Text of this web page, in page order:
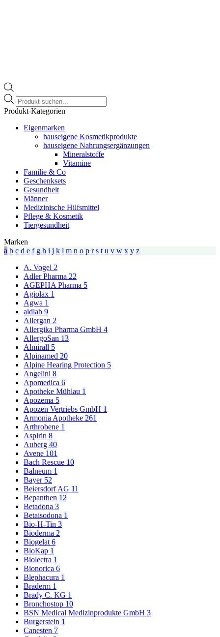
Products
search
Produkt-Kategorien
Eigenmarken
hauseigene Kosmetikprodukte
hauseigene Nahrungsergänzungen
Mineralstoffe
Vitamine
Familie & Co
Geschenksets
Gesundheit
Männer
Medizinische Hilfsmittel
Pflege & Kosmetik
Tiergesundheit
Marken
a b c d e f g h i j k l m n o p r s t u v w x y z
A. Vogel 2
Adler Pharma 22
AGEPHA Pharma 5
Agiolax 1
Agwa 1
aidlab 9
Allergan 2
Allergika Pharma GmbH 4
AllergoSan 13
Almirall 5
Alpinamed 20
Alpine Hearing Protection 5
Angelini 8
Apomedica 6
Apotheke Mühlau 1
Apozema 5
Apozen Vertriebs GmbH 1
Armonia Apotheke 261
Arthrobene 1
Aspirin 8
Auberg 40
Avene 101
Bach Rescue 10
Balneum 1
Bayer 52
Beiersdorf AG 11
Bepanthen 12
Betadona 3
Betaisodona 1
Bio-H-Tin 3
Bioderma 2
Biogelat 6
BioKap 1
Biolectra 1
Bionorica 6
Blephacura 1
Braderm 1
Brady C. KG 1
Bronchostop 10
BSN Medical Medizinprodukte GmbH 3
Burgerstein 1
Canesten 7